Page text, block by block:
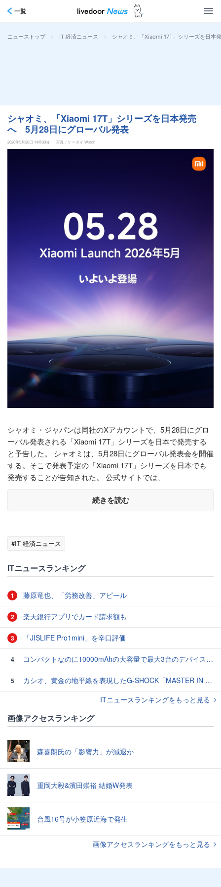
一覧
ニューストップ > IT 経済ニュース > シャオミ、「Xiaomi 17T」シリーズを日
シャオミ、「Xiaomi 17T」シリーズを日本発売
へ 5月28日にグローバル発表
2026年5月20日 14時33分 写真：ケータイ Watch
シャオミ・ジャパンは同社のXアカウントで、5月28日にグロ
ーバル発表される「Xiaomi 17T」シリーズを日本で発売する
と予告した。 シャオミは、5月28日にグローバル発表会を開催
する。そこで発表予定の「Xiaomi 17T」シリーズを日本でも
発売することが告知された。 公式サイトでは、
続きを読む
#IT 経済ニュース
ITニュースランキング
1 藤原竜也、「労務改善」アピール
2 楽天銀行アプリでカード請求額も
3 「JISLIFE Pro1mini」を辛口評価
4 コンパクトなのに10000mAhの大容量で最大3台のデバイスを同時充電できる半固体モバイルバッテリー「SMARTCOBY Pro SLIM SS」レビュー
5
カシオ、黄金の地平線を表現したG-SHOCK「MASTER IN HORIZON GOLD」3モデル
ITニュースランキングをもっと見る
画像アクセスランキング
森喜朗氏の「影響力」が減退か
重岡大毅&濱田崇裕 結婚W発表
台風16号が小笠原近海で発生
画像アクセスランキングをもっと見る